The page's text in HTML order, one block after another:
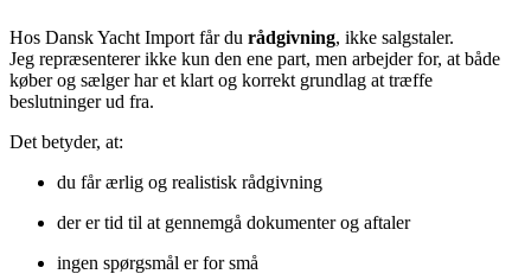
Hos Dansk Yacht Import får du rådgivning, ikke salgstaler.
Jeg repræsenterer ikke kun den ene part, men arbejder for, at både
køber og sælger har et klart og korrekt grundlag at træffe
beslutninger ud fra.
Det betyder, at:
du får ærlig og realistisk rådgivning
der er tid til at gennemgå dokumenter og aftaler
ingen spørgsmål er for små